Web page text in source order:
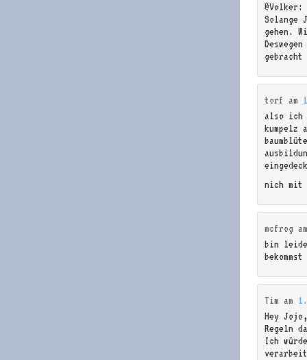
@Volker:
gehen.
gebracht
torf am
also ich
kumpelz
nich mit
mcfrog
bin
Tim am
Hey
Regeln
Ich